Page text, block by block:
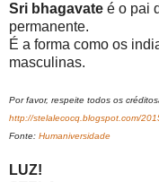
Sri bhagavate é o pai
permanente.
É a forma como os
masculinas.
Por favor, respeite todos os
http://stelalecocq.blogspot.com/
Fonte: Humaniversidade
LUZ!